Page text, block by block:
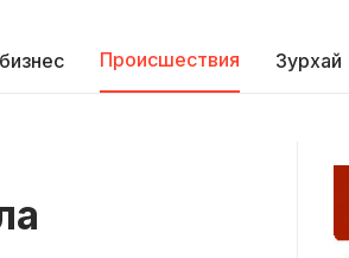
Происшествия Зурхай